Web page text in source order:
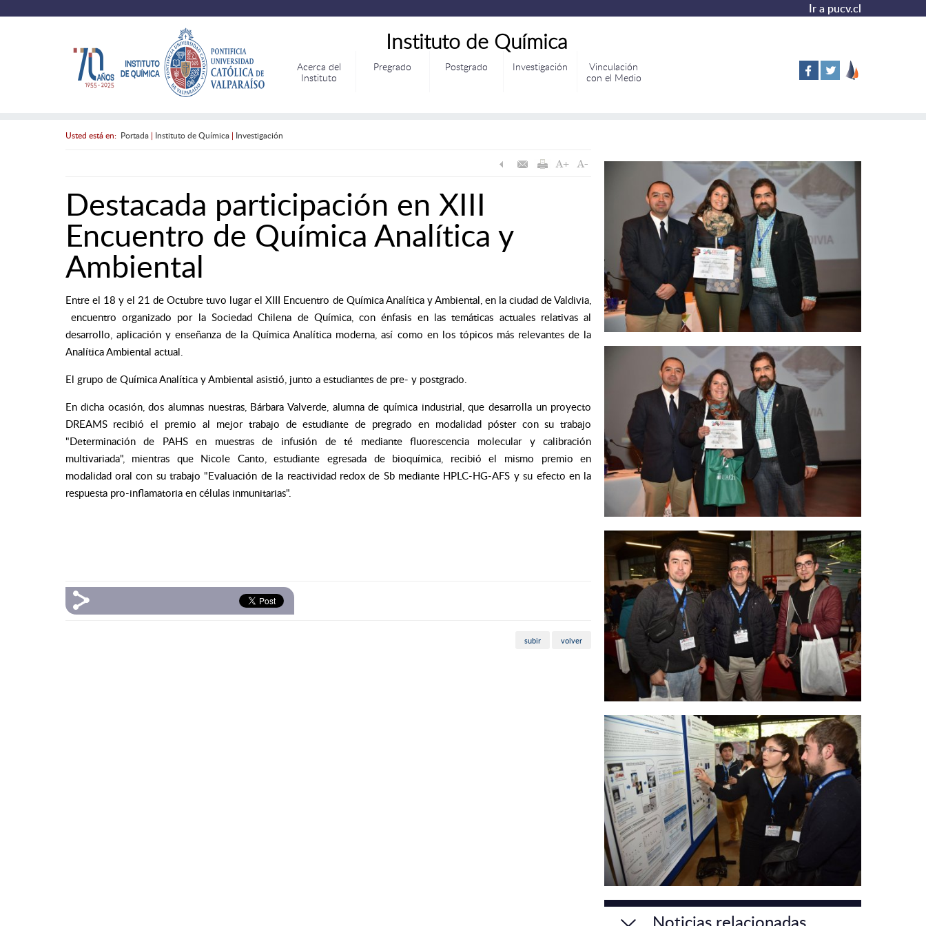
Ir a pucv.cl
Instituto de Química
Acerca del
Instituto
Pregrado Postgrado Investigación
Vinculación
con el Medio
Usted está en: Portada| Instituto de Química| Investigación
Destacada participación en XIII
Encuentro de Química Analítica y
Ambiental
Entre el 18 y el 21 de Octubre tuvo lugar el XIII Encuentro de Química Analítica y Ambiental, en la ciudad de Valdivia,
encuentro organizado por la Sociedad Chilena de Química, con énfasis en las temáticas actuales relativas al
desarrollo, aplicación y enseñanza de la Química Analítica moderna, así como en los tópicos más relevantes de la
Analítica Ambiental actual.
El grupo de Química Analítica y Ambiental asistió, junto a estudiantes de pre- y postgrado.
En dicha ocasión, dos alumnas nuestras, Bárbara Valverde, alumna de química industrial, que desarrolla un proyecto
DREAMS recibió el premio al mejor trabajo de estudiante de pregrado en modalidad póster con su trabajo
"Determinación de PAHS en muestras de infusión de té mediante fluorescencia molecular y calibración
multivariada", mientras que Nicole Canto, estudiante egresada de bioquímica, recibió el mismo premio en
modalidad oral con su trabajo "Evaluación de la reactividad redox de Sb mediante HPLC-HG-AFS y su efecto en la
respuesta pro-inflamatoria en células inmunitarias".
subir volver